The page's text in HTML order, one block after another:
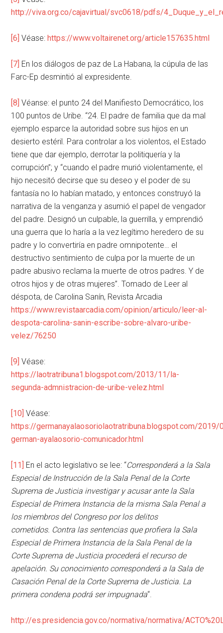
http://viva.org.co/cajavirtual/svc0618/pdfs/
[6] Véase:https://www.voltairenet.org/article157635.html
[7] En los diálogos de paz de La Habana, la cúpula de las
Farc-Ep desmintió al expresidente.
[8] Véanse: el punto 24 del Manifiesto Democrático, los
100 puntos de Uribe. “24. El padre de familia que da mal
ejemplo esparce la autoridad sobre sus hijos en un
desierto estéril. Para controlar a los violentos, el Estado
tiene que dar ejemplo, derrotar la politiquería y la
corrupción”; y “cuando el padre murió violentamente, el
hijo necesitó decirse que su deseo y el poder de su
fantasía no lo habían matado, y entonces construyó la
narrativa de la venganza y asumió el papel de vengador
del padre. Designó un culpable, la guerrilla, y emprendió
una guerra que lo haría a la vez legítimo heredero de su
padre y lo convertiría en padre omnipotente… el
destructivo sentimiento de culpa por la muerte de un
padre abusivo reclama la muerte de otros padres. Y de
otros hijos y de otras mujeres”. Tomado de Leer al
déspota, de Carolina Sanín, Revista Arcadia
https://www.revistaarcadia.com/opinion/articulo/leer-al-
despota-carolina-sanin-escribe-sobre-alvaro-uribe-
velez/76250
[9] Véase:
https://laotratribuna1.blogspot.com/2013/11/la-
segunda-admnistracion-de-uribe-velez.html
[10] Véase:
https://germanayalaosoriolaotratribuna.blogspot.com/
german-ayalaosorio-comunicador.html
[11] En el acto legislativo se lee: “Corresponderá a la Sala
Especial de Instrucción de la Sala Penal de la Corte
Suprema de Justicia investigar y acusar ante la Sala
Especial de Primera Instancia de la misma Sala Penal a
los miembros del Congreso por los delitos
cometidos. Contra las sentencias que profiera la Sala
Especial de Primera Instancia de la Sala Penal de la
Corte Suprema de Justicia procederá el recurso de
apelación. Su conocimiento corresponderá a la Sala de
Casación Penal de la Corte Suprema de Justicia. La
primera condena podrá ser impugnada“.
http://es.presidencia.gov.co/normativa/normativa/